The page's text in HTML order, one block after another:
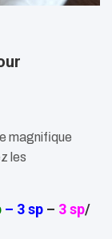
magnifique
les
– 3 sp – 3 sp/